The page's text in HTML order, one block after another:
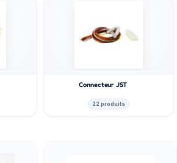
Connecteur JST
22 produits